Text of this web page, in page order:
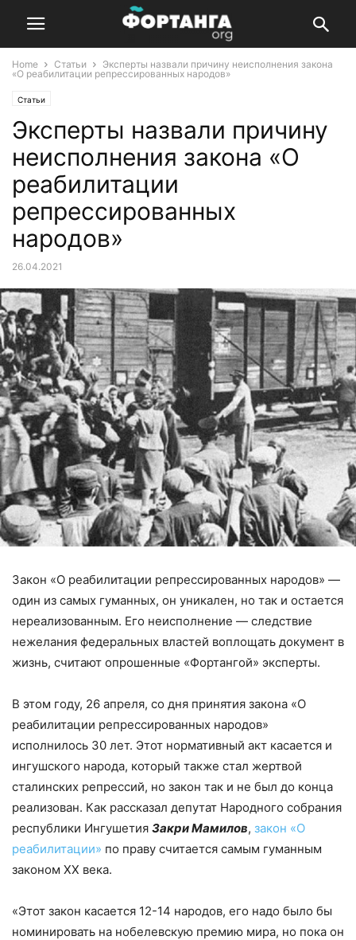
Home Статьи
Эксперты назвали причину неисполнения закона
«О реабилитации репрессированных народов»
Статьи
Эксперты назвали причину
неисполнения закона «О
реабилитации
репрессированных
народов»
26.04.2021
Закон «О реабилитации репрессированных народов» —
один из самых гуманных, он уникален, но так и остается
нереализованным. Его неисполнение — следствие
нежелания федеральных властей воплощать документ в
жизнь, считают опрошенные «Фортангой» эксперты.
В этом году, 26 апреля, со дня принятия закона «О
реабилитации репрессированных народов»
исполнилось 30 лет. Этот нормативный акт касается и
ингушского народа, который также стал жертвой
сталинских репрессий, но закон так и не был до конца
реализован. Как рассказал депутат Народного собрания
республики Ингушетия Закри Мамилов, закон «О
реабилитации» по праву считается самым гуманным
законом XX века.
«Этот закон касается 12-14 народов, его надо было бы
номинировать на нобелевскую премию мира, но пока он